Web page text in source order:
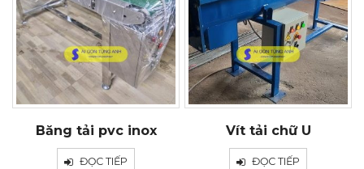
Băng tải pvc inox
ĐỌC TIẾP
Vít tải chữ U
ĐỌC TIẾP